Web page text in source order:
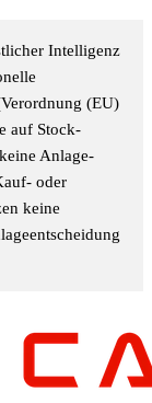
Intelligenz
(EU)
auf Stock-
Anlage-
oder
keine